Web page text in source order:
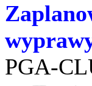
PGA-